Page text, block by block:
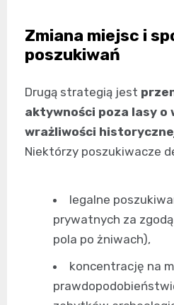
Zmiana miejsc i
poszukiwań
Drugą strategią jest
aktywności poza lasy o
wrażliwości
Niektórzy poszukiwacze
legalne
prywatnych za zgodą
pola po żniwach),
koncentrację na